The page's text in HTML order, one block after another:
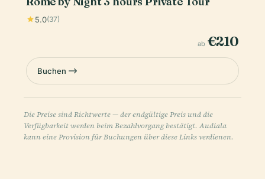
5.0(37)
ab €210
Buchen
Die Preise sind Richtwerte — der endgültige Preis und die
Verfügbarkeit werden beim Bezahlvorgang bestätigt. Audiala
kann eine Provision für Buchungen über diese Links verdienen.